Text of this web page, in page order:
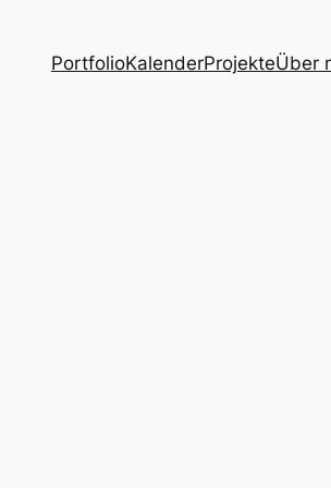
PortfolioKalenderProjekteÜber